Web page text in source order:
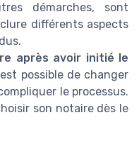
démarches, sont
différents aspects
après avoir initié le
possible de changer
le processus.
son notaire dès le